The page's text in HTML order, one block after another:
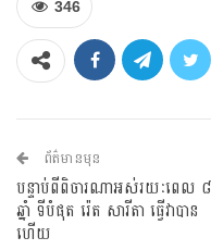
346
ព័ត៌មានមុន
បន្ទាប់ពីពិចារណាអស់រយៈពេល ៨
ឆ្នាំ ទីបំផុត រ៉េត សារីតា ធ្វើវាបាន
ហើយ